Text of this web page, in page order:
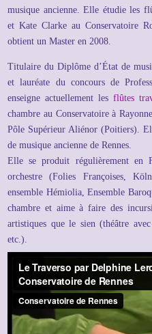
musique ancienne. Elle étudie les
et Kate Clarke au Conservatoire
obtient un Master en 2008.
Titulaire du Diplôme d’État de
et lauréate du concours de
enseigne actuellement lesflûtes
chambre au Conservatoire à
Pôle Supérieur Aliénor (Poitiers).
de musique ancienne de Rennes.
Elle se produit régulièrement en
orchestre (Folies Françoises,
ensemble Hémiolia, Ensemble
chambre et aime à faire des
artistiques que le sien (théâtre
etc.).